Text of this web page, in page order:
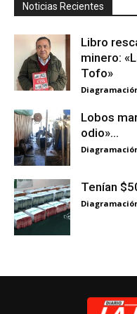
Noticias Recientes
Libro
minero:
Tofo»
Lobos
odio»…
Tenían